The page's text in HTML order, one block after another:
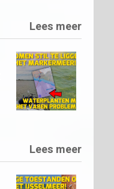
Lees meer
Lees meer